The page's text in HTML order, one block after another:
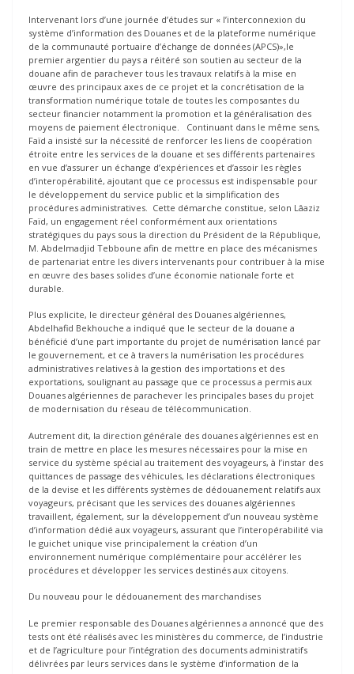
Intervenant lors d’une journée d’études sur « l’interconnexion du
système d’information des Douanes et de la plateforme numérique
de la communauté portuaire d’échange de données (APCS)»,le
premier argentier du pays a réitéré son soutien au secteur de la
douane afin de parachever tous les travaux relatifs à la mise en
œuvre des principaux axes de ce projet et la concrétisation de la
transformation numérique totale de toutes les composantes du
secteur financier notamment la promotion et la généralisation des
moyens de paiement électronique. Continuant dans le même sens,
Faïd a insisté sur la nécessité de renforcer les liens de coopération
étroite entre les services de la douane et ses différents partenaires
en vue d’assurer un échange d’expériences et d’assoir les règles
d’interopérabilité, ajoutant que ce processus est indispensable pour
le développement du service public et la simplification des
procédures administratives. Cette démarche constitue, selon Lâaziz
Faïd, un engagement réel conformément aux orientations
stratégiques du pays sous la direction du Président de la République,
M. Abdelmadjid Tebboune afin de mettre en place des mécanismes
de partenariat entre les divers intervenants pour contribuer à la mise
en œuvre des bases solides d’une économie nationale forte et
durable.
Plus explicite, le directeur général des Douanes algériennes,
Abdelhafid Bekhouche a indiqué que le secteur de la douane a
bénéficié d’une part importante du projet de numérisation lancé par
le gouvernement, et ce à travers la numérisation les procédures
administratives relatives à la gestion des importations et des
exportations, soulignant au passage que ce processus a permis aux
Douanes algériennes de parachever les principales bases du projet
de modernisation du réseau de télécommunication.
Autrement dit, la direction générale des douanes algériennes est en
train de mettre en place les mesures nécessaires pour la mise en
service du système spécial au traitement des voyageurs, à l’instar des
quittances de passage des véhicules, les déclarations électroniques
de la devise et les différents systèmes de dédouanement relatifs aux
voyageurs, précisant que les services des douanes algériennes
travaillent, également, sur la développement d’un nouveau système
d’information dédié aux voyageurs, assurant que l’interopérabilité via
le guichet unique vise principalement la création d’un
environnement numérique complémentaire pour accélérer les
procédures et développer les services destinés aux citoyens.
Du nouveau pour le dédouanement des marchandises
Le premier responsable des Douanes algériennes a annoncé que des
tests ont été réalisés avec les ministères du commerce, de l’industrie
et de l’agriculture pour l’intégration des documents administratifs
délivrées par leurs services dans le système d’information de la